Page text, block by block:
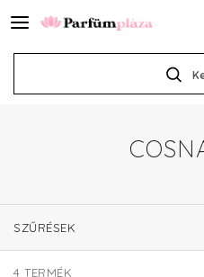
SZŰRÉSEK
4 TERMÉK